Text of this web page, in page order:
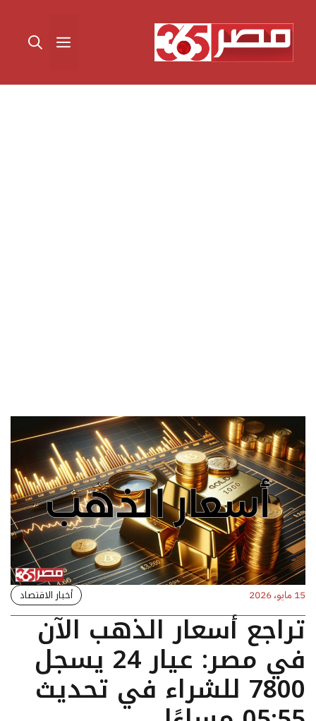
المحتوى القائمة
15 مايو، 2026 أخبار الاقتصاد
تراجع أسعار الذهب الآن
في مصر: عيار 24 يسجل
7800 للشراء في تحديث